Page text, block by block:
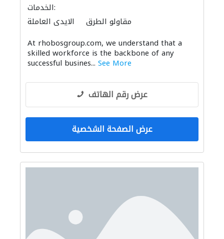
الخدمات:
الايدي العاملة
مقاولو الطرق
At rhobosgroup.com, we understand that a
skilled workforce is the backbone of any
successful busines... See More
عرض رقم الهاتف
عرض الصفحة الشخصية